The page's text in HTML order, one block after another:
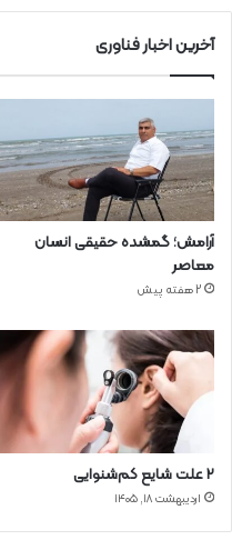
آخرین اخبار فناوری
آرامش؛ گمشده حقیقی انسان
معاصر
2 هفته پیش
۲ علت شایع‌ کم‌شنوایی
اردیبهشت ۱۸, ۱۴۰۵